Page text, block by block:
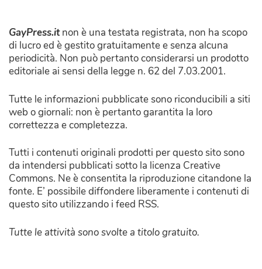
GayPress.itnon è una testata registrata, non ha scopo
di lucro ed è gestito gratuitamente e senza alcuna
periodicità. Non può pertanto considerarsi un prodotto
editoriale ai sensi della legge n. 62 del 7.03.2001.
Tutte le informazioni pubblicate sono riconducibili a siti
web o giornali: non è pertanto garantita la loro
correttezza e completezza.
Tutti i contenuti originali prodotti per questo sito sono
da intendersi pubblicati sotto la licenza Creative
Commons. Ne è consentita la riproduzione citandone la
fonte. E’ possibile diffondere liberamente i contenuti di
questo sito utilizzando i feed RSS.
Tutte le attività sono svolte a titolo gratuito.